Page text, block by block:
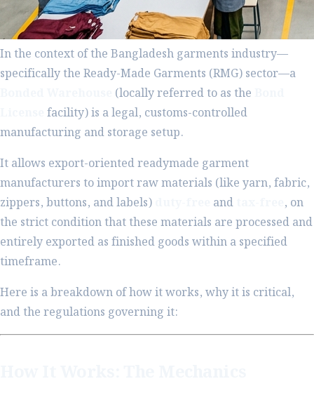
In the context of the Bangladesh garments industry—
specifically the Ready-Made Garments (RMG) sector—a
(locally referred to as the
facility) is a legal, customs-controlled
manufacturing and storage setup.
It allows export-oriented readymade garment
manufacturers to import raw materials (like yarn, fabric,
zippers, buttons, and labels)
and
, on
the strict condition that these materials are processed and
entirely exported as finished goods within a specified
timeframe.
Here is a breakdown of how it works, why it is critical,
and the regulations governing it: